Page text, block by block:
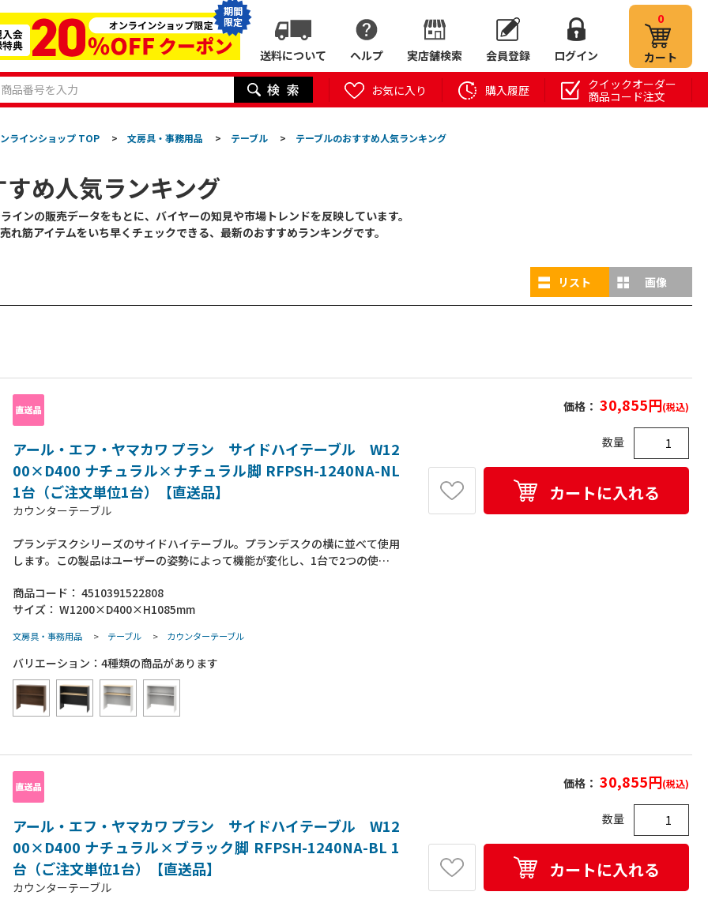
期間
限定
送料について ヘルプ 実店舗検索 会員登録 ログイン
0
カート
お気に入り 購入履歴
クイックオーダー
商品コード注文
ラインショップ TOP > 文房具・事務用品 > テーブル > テーブルのおすすめ人気ランキング
め人気ランキング
インの販売データをもとに、バイヤーの知見や市場トレンドを反映しています。
れ筋アイテムをいち早くチェックできる、最新のおすすめランキングです。
リスト 画像
アール・エフ・ヤマカワ プラン サイドハイテーブル W12
00×D400 ナチュラル×ナチュラル脚 RFPSH-1240NA-NL
1台（ご注文単位1台）【直送品】
カウンターテーブル
プランデスクシリーズのサイドハイテーブル。プランデスクの横に並べて使用
します。この製品はユーザーの姿勢によって機能が変化し、1台で2つの使い
棚板上にA4ファイルや事務雑貨などを収納でき、棚板背面のフックには鞄類
を掛けることが可能です。また、隣の席との距離を適度に遮るパーテーション
す。天板を作業面として、隣の席の人との簡易的な打ち合わせや書き物などを
行うことが可能です。●組み立て式●組立時間：2人以上で約20分（要プラス
ドライバー）●付属品：フック1個●アジャスター材質：PP
商品コード： 4510391522808
サイズ： W1200×D400×H1085mm
文房具・事務用品 > テーブル > カウンターテーブル
価格： 30,855円(税込)
数量
カートに入れる
バリエーション： 4種類の商品があります
アール・エフ・ヤマカワ プラン サイドハイテーブル W12
00×D400 ナチュラル×ブラック脚 RFPSH-1240NA-BL 1
台（ご注文単位1台）【直送品】
カウンターテーブル
価格： 30,855円(税込)
数量
カートに入れる